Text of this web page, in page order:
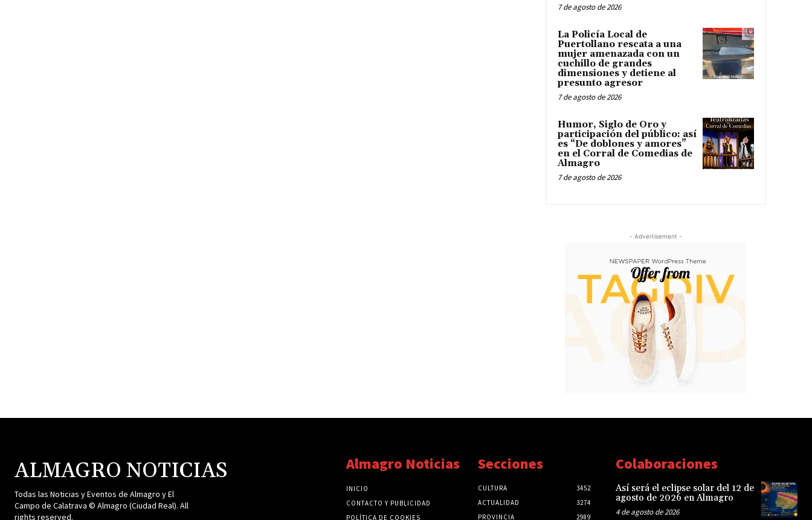
7 de agosto de 2026
La Policía Local de
Puertollano rescata a una
mujer amenazada con un
cuchillo de grandes
dimensiones y detiene al
presunto agresor
7 de agosto de 2026
Humor, Siglo de Oro y
participación del público: así
es “De doblones y amores”
en el Corral de Comedias de
Almagro
7 de agosto de 2026
- Advertisement -
ALMAGRO NOTICIAS
Todas las Noticias y Eventos de Almagro y El
Campo de Calatrava © Almagro (Ciudad Real). All
rights reserved.
Almagro Noticias
INICIO
CONTACTO Y PUBLICIDAD
POLÍTICA DE COOKIES
Secciones
CULTURA
3452
ACTUALIDAD
3274
PROVINCIA
2989
Colaboraciones
Así será el eclipse solar del 12 de
agosto de 2026 en Almagro
4 de agosto de 2026